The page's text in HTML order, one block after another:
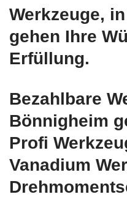
Werkzeuge,
gehen Ihre
Erfüllung.
Bezahlbare
Bönnigheim
Profi
Vanadium